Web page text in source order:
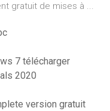
gratuit de mises à ...
7 télécharger
2020
version gratuit